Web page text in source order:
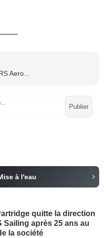
Aero...
à l'eau
quitte la direction
Sailing après 25 ans au
la société